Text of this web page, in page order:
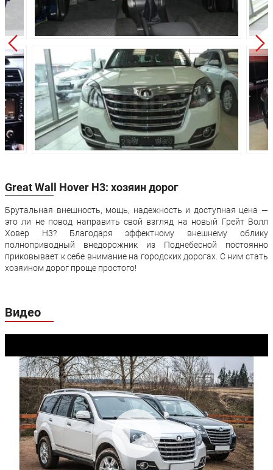
Задняя подвеска: Зависимая
Дисковые
вентилируемые
Задние тормоза: Дисковые
Производство: с. Ново-Харитоново
Гарантия:
3г или 130 000км
пробега
Great Wall Hover H3: хозяин дорог
Брутальная внешность, мощь, надежность и доступная цена —
это ли не повод направить свой взгляд на новый Грейт Волл
Ховер Н3? Благодаря эффектному внешнему облику
полноприводный внедорожник из Поднебесной постоянно
приковывает к себе внимание на городских дорогах. С ним стать
хозяином дорог проще простого!
Видео